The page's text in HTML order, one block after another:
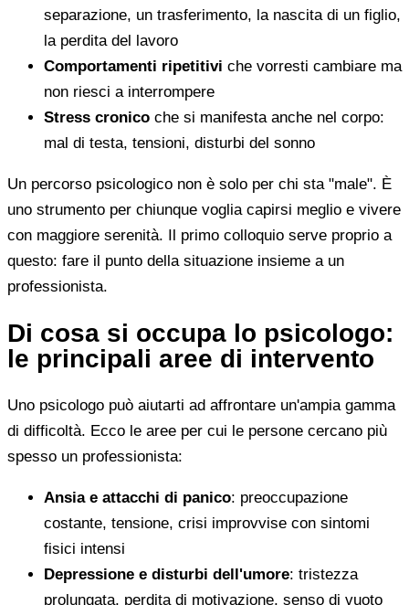
separazione, un trasferimento, la nascita di un figlio,
la perdita del lavoro
Comportamenti ripetitivi che vorresti cambiare ma
non riesci a interrompere
Stress cronico che si manifesta anche nel corpo:
mal di testa, tensioni, disturbi del sonno
Un percorso psicologico non è solo per chi sta "male". È
uno strumento per chiunque voglia capirsi meglio e vivere
con maggiore serenità. Il primo colloquio serve proprio a
questo: fare il punto della situazione insieme a un
professionista.
Di cosa si occupa lo psicologo:
le principali aree di intervento
Uno psicologo può aiutarti ad affrontare un'ampia gamma
di difficoltà. Ecco le aree per cui le persone cercano più
spesso un professionista:
Ansia e attacchi di panico: preoccupazione
costante, tensione, crisi improvvise con sintomi
fisici intensi
Depressione e disturbi dell'umore: tristezza
prolungata, perdita di motivazione, senso di vuoto